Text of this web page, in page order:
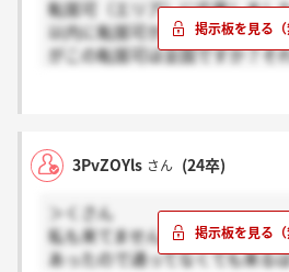
転居可（エリア）に応募しまし
以内に転居可か転居不可に決め
がこの転居可は全国ですか？そ
3PvZOYls さん (24卒)
＞くさん
私も来てません。合否に関わら
あったので通ってなくても来る